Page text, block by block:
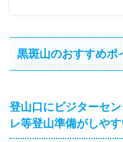
黒斑山のおすすめポ
登山口にビジターセ
レ等登山準備がしや